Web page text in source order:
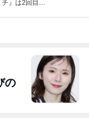
チ』は2回目公
の